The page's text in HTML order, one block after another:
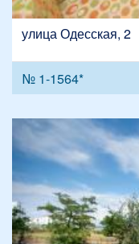
улица Одесская, 2
№ 1-1564*